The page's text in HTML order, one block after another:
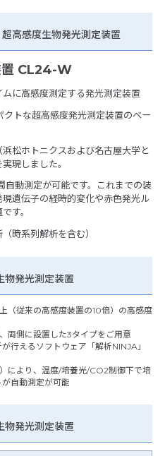
高感度生物発光測定装置
置 CL24-W
に高感度測定する発光測定装置
トな超高感度発光測定装置のベー
松ホトニクスおよび名古屋大学と
現しました。
自動測定が可能です。これまでの装
遺伝子の経時的変化や赤色発光ル
す。
時系列解析を含む）
発光測定装置
従来の高感度装置の10倍）の高感度
両側に設置した3タイプをご用意
行えるソフトウェア「解析NINJA」
により、温度/培養光/CO2制御下で培
自動測定が可能
発光測定装置